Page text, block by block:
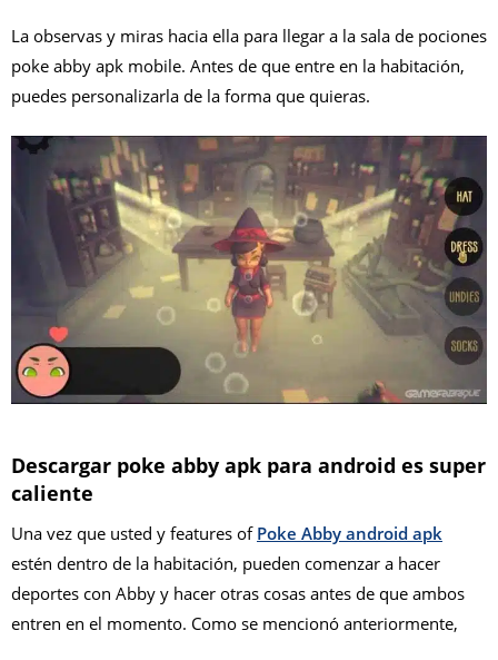
La observas y miras hacia ella para llegar a la sala de pociones
poke abby apk mobile. Antes de que entre en la habitación,
puedes personalizarla de la forma que quieras.
Descargar poke abby apk para android es super
caliente
Una vez que usted y features of Poke Abby android apk
estén dentro de la habitación, pueden comenzar a hacer
deportes con Abby y hacer otras cosas antes de que ambos
entren en el momento. Como se mencionó anteriormente,